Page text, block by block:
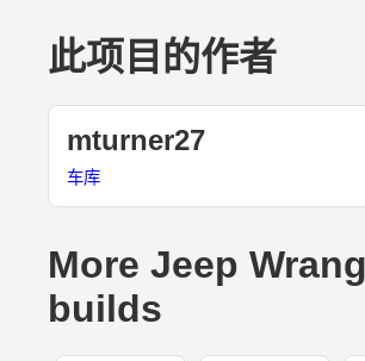
此项目的作者
mturner27
车库
More Jeep
builds